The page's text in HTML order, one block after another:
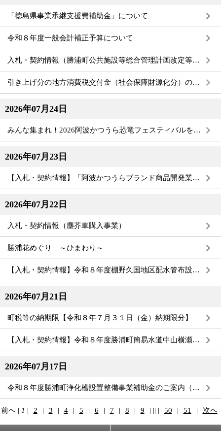
「徳島県事業承継支援費補助金」について
令和８年度一般会計補正予算について
入札・契約情報（勝浦町公共施設等総合管理計画改定等支援業務）
引き上げ分の地方消費税交付金（社会保障財源化分）の使途について
2026年07月24日
みんな集まれ！2026阿波かつうら恐竜フェスティバルを開催します🦖
2026年07月23日
【入札・契約情報】「阿波かつうらブランド商品開発業務」に係る公募型プロポーザルの選定結果について
2026年07月22日
入札・契約情報（塵芥車購入事業）
勝浦花めぐり ～ひまわり～
【入札・契約情報】令和８年度棚野久国地区配水管布設替工事（農免農道部）設計委託業務
2026年07月21日
町税等の納期限【令和８年７月３１日（金）納期限分】
【入札・契約情報】令和８年度勝浦町簡易水道中山横瀬地区栗城区域配水管布設替工事
2026年07月17日
令和８年度勝浦町浄化槽設置整備事業補助金のご案内（要綱・様式）
前へ| 1 | 2 | 3 | 4 | 5 | 6 | 7 | 8 | 9 | || | 50 | 51 | 次へ